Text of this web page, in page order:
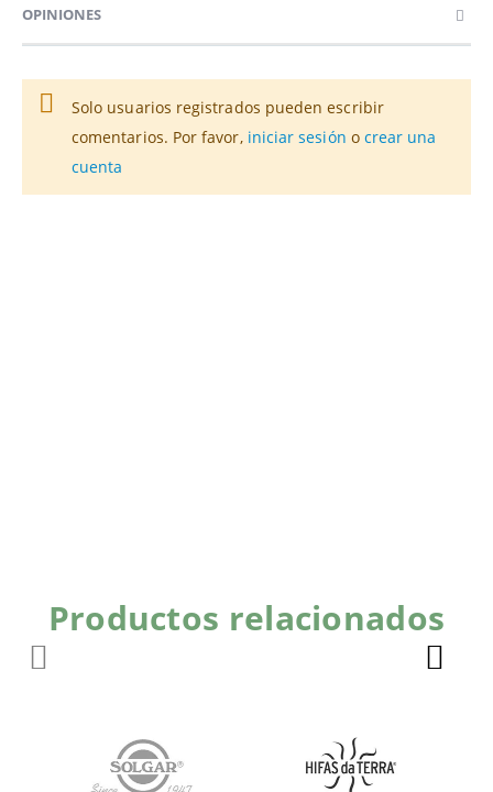
OPINIONES
Solo usuarios registrados pueden escribir
comentarios. Por favor, iniciar sesión o crear una
cuenta
Productos relacionados